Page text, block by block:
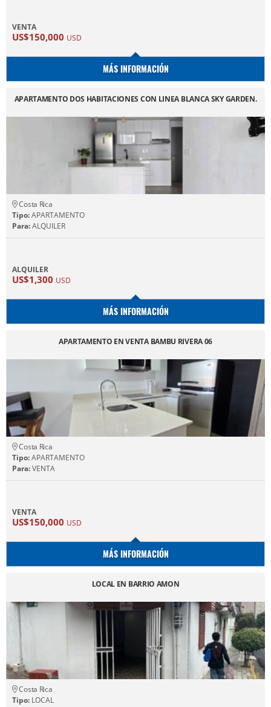
VENTA
US$150,000 USD
MÁS INFORMACIÓN
APARTAMENTO DOS HABITACIONES CON LINEA BLANCA SKY GARDEN.
Costa Rica
Tipo:APARTAMENTO
Para:ALQUILER
ALQUILER
US$1,300 USD
MÁS INFORMACIÓN
APARTAMENTO EN VENTA BAMBU RIVERA 06
Costa Rica
Tipo:APARTAMENTO
Para:VENTA
VENTA
US$150,000 USD
MÁS INFORMACIÓN
LOCAL EN BARRIO AMON
Costa Rica
Tipo: LOCAL